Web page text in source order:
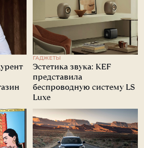
ГАДЖЕТЫ
Эстетика звука: KEF
представила
беспроводную систему LS
Luxe